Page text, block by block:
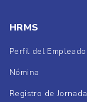
HRMS
Perfil del Empleado
Nómina
Registro de Jornada